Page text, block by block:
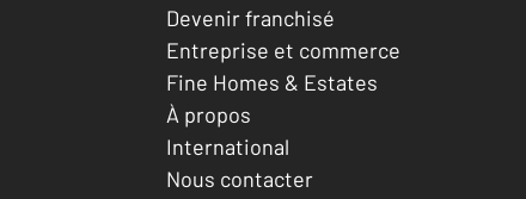
Devenir franchisé
Entreprise et commerce
Fine Homes & Estates
À propos
International
Nous contacter